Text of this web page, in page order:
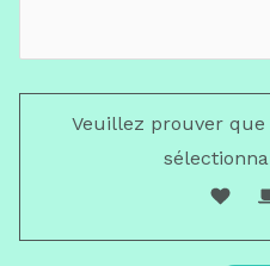
Veuillez prouver